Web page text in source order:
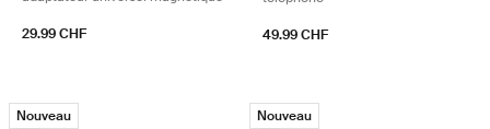
29.99 CHF 49.99 CHF
Quad Lock™ universal adaptor support universel à coller pour tout
Nouveau
Quad Lock™ universal adaptor Noir (selected)
Quad Lock™ wireless CarPlay
Nouveau
Quad Lock™ wireless CarPlay